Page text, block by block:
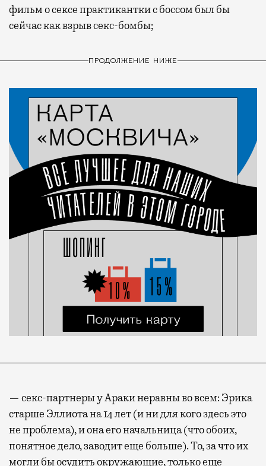
фильм о сексе практикантки с боссом был бы
сейчас как взрыв секс-бомбы;
ПРОДОЛЖЕНИЕ НИЖЕ
— секс-партнеры у Араки неравны во всем: Эрика
старше Эллиота на 14 лет (и ни для кого здесь это
не проблема), и она его начальница (что обоих,
понятное дело, заводит еще больше). То, за что их
могли бы осудить окружающие, только еще